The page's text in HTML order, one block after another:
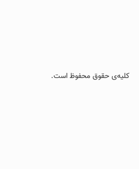
کلیه‌ی حقوق محفوظ است.